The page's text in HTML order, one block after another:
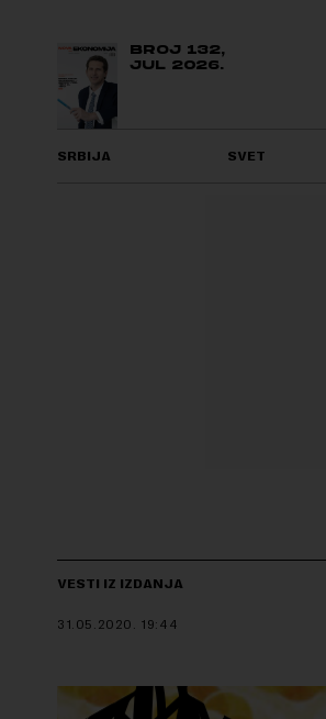
BROJ 132,
JUL 2026.
SRBIJA SVET
VESTI IZ IZDANJA
31.05.2020. 19:44